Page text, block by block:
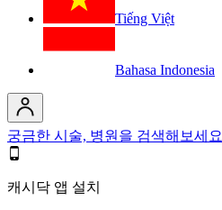
Tiếng Việt
Bahasa Indonesia
궁금한 시술, 병원을 검색해보세요
캐시닥 앱 설치